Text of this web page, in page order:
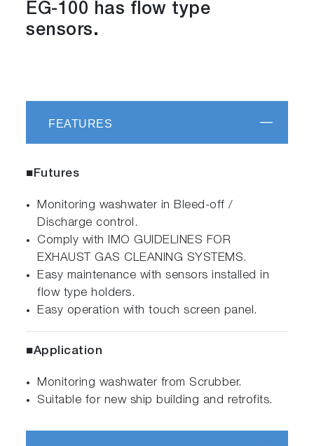
EG-100 has flow type
sensors.
FEATURES
■Futures
Monitoring washwater in Bleed-off /
Discharge control.
Comply with IMO GUIDELINES FOR
EXHAUST GAS CLEANING SYSTEMS.
Easy maintenance with sensors installed in
flow type holders.
Easy operation with touch screen panel.
■Application
Monitoring washwater from Scrubber.
Suitable for new ship building and retrofits.